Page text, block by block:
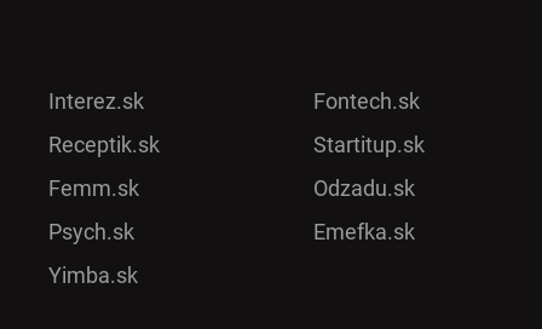
Interez.sk
Receptik.sk
Femm.sk
Psych.sk
Yimba.sk
Fontech.sk
Startitup.sk
Odzadu.sk
Emefka.sk